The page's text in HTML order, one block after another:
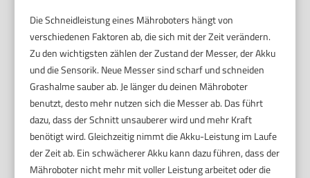
Die Schneidleistung eines Mähroboters hängt von
verschiedenen Faktoren ab, die sich mit der Zeit verändern.
Zu den wichtigsten zählen der Zustand der Messer, der Akku
und die Sensorik. Neue Messer sind scharf und schneiden
Grashalme sauber ab. Je länger du deinen Mähroboter
benutzt, desto mehr nutzen sich die Messer ab. Das führt
dazu, dass der Schnitt unsauberer wird und mehr Kraft
benötigt wird. Gleichzeitig nimmt die Akku-Leistung im Laufe
der Zeit ab. Ein schwächerer Akku kann dazu führen, dass der
Mähroboter nicht mehr mit voller Leistung arbeitet oder die